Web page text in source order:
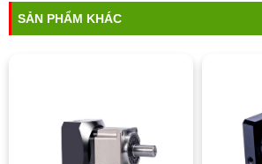
SẢN PHẨM KHÁC